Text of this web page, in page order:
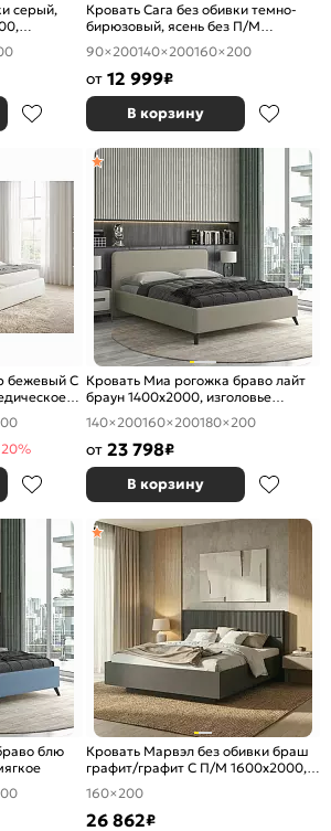
серый,
Кровать Сага без обивки темно-
бирюзовый, ясень без П/М
1400x2000, ортопедическое
основание, изголовье жесткое
90×200140×200160×200
от 12 999₽
В корзину
бежевый С Кровать Миа рогожка браво лайт
браун 1400x2000, изголовье
мягкое
140×200160×200180×200
от 23 798₽
В корзину
блю
Кровать Марвэл без обивки браш
графит/графит С П/М 1600x2000,
ортопедическое основание,
изголовье жесткое
160×200
26 862₽